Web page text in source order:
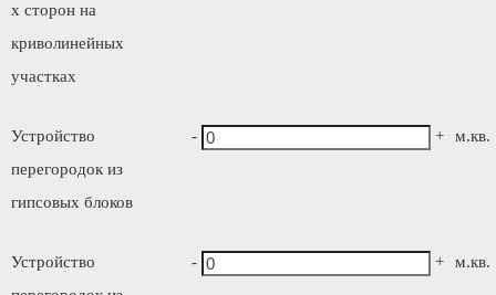
х сторон на
криволинейных
участках
Устройство
перегородок из
гипсовых блоков
- + м.кв.
Устройство
- + м.кв.